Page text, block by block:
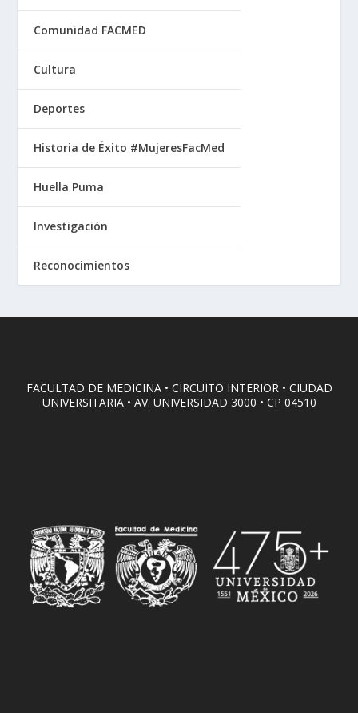
Comunidad FACMED
Cultura
Deportes
Historia de Éxito #MujeresFacMed
Huella Puma
Investigación
Reconocimientos
FACULTAD DE MEDICINA • CIRCUITO INTERIOR • CIUDAD
UNIVERSITARIA • AV. UNIVERSIDAD 3000 • CP 04510